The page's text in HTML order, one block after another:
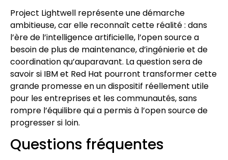
Project Lightwell représente une démarche
ambitieuse, car elle reconnaît cette réalité : dans
l’ère de l’intelligence artificielle, l’open source a
besoin de plus de maintenance, d’ingénierie et de
coordination qu’auparavant. La question sera de
savoir si IBM et Red Hat pourront transformer cette
grande promesse en un dispositif réellement utile
pour les entreprises et les communautés, sans
rompre l’équilibre qui a permis à l’open source de
progresser si loin.
Questions fréquentes